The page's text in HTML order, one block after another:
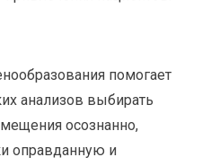
помогает
анализов выбирать
осознанно,
оправданную и